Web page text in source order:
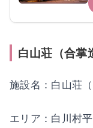
白山荘（合掌
施設名：白山荘
エリア：白川村